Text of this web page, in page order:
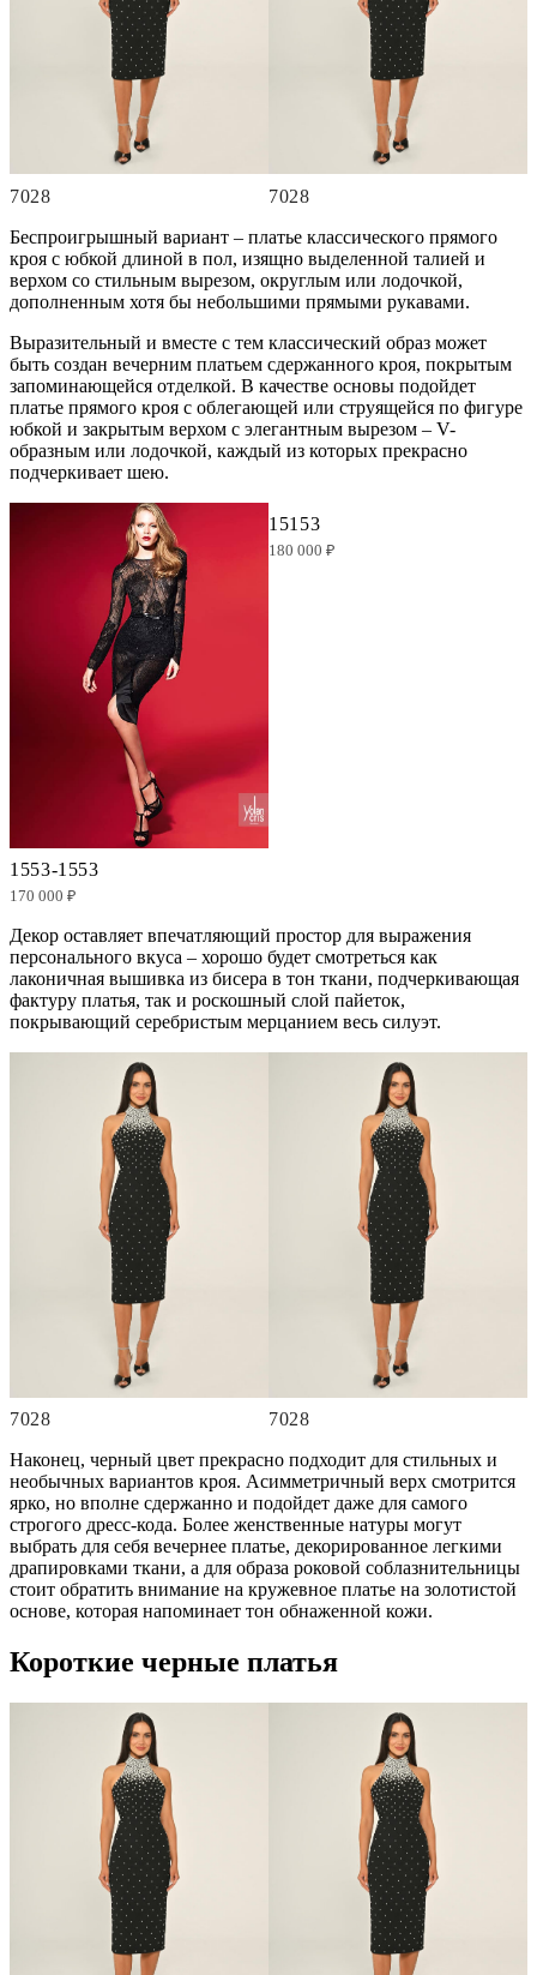
7028
7028
Беспроигрышный вариант – платье классического прямого
кроя с юбкой длиной в пол, изящно выделенной талией и
верхом со стильным вырезом, округлым или лодочкой,
дополненным хотя бы небольшими прямыми рукавами.
Выразительный и вместе с тем классический образ может
быть создан вечерним платьем сдержанного кроя, покрытым
запоминающейся отделкой. В качестве основы подойдет
платье прямого кроя с облегающей или струящейся по фигуре
юбкой и закрытым верхом с элегантным вырезом – V-
образным или лодочкой, каждый из которых прекрасно
подчеркивает шею.
1553-1553
170 000 ₽
15153
180 000 ₽
Декор оставляет впечатляющий простор для выражения
персонального вкуса – хорошо будет смотреться как
лаконичная вышивка из бисера в тон ткани, подчеркивающая
фактуру платья, так и роскошный слой пайеток,
покрывающий серебристым мерцанием весь силуэт.
7028
7028
Наконец, черный цвет прекрасно подходит для стильных и
необычных вариантов кроя. Асимметричный верх смотрится
ярко, но вполне сдержанно и подойдет даже для самого
строгого дресс-кода. Более женственные натуры могут
выбрать для себя вечернее платье, декорированное легкими
драпировками ткани, а для образа роковой соблазнительницы
стоит обратить внимание на кружевное платье на золотистой
основе, которая напоминает тон обнаженной кожи.
Короткие черные платья